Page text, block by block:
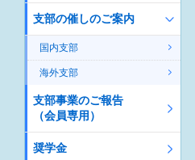
支部の催しのご案内
国内支部
海外支部
支部事業のご報告
（会員専用）
奨学金